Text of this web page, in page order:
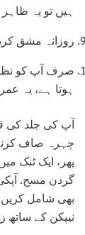
ہیں تو یہ ظاہر
روزانہ مشق
صرف آپ کو
ہوتا ہے، یہ
آپ کی جلد کی
چہرہ صاف
پھر، ایک ٹنک
گردن مسح.
بھی شامل
نیپکن کے ساتھ